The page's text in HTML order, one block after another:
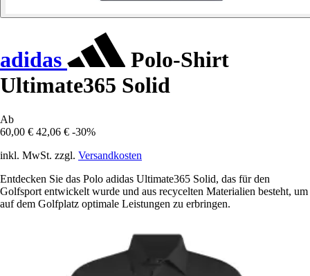
adidas
Polo-Shirt
Ultimate365 Solid
Ab
60,00 € 42,06 € -30%
inkl. MwSt. zzgl. Versandkosten
Entdecken Sie das Polo adidas Ultimate365 Solid, das für den
Golfsport entwickelt wurde und aus recycelten Materialien besteht, um
auf dem Golfplatz optimale Leistungen zu erbringen.